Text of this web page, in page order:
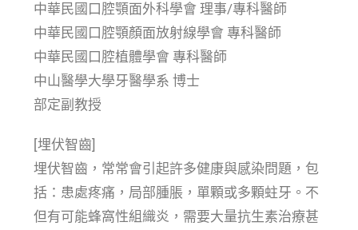
中華民國口腔顎面外科學會 理事/專科醫師
中華民國口腔顎顏面放射線學會 專科醫師
中華民國口腔植體學會 專科醫師
中山醫學大學牙醫學系 博士
部定副教授
[埋伏智齒]
埋伏智齒，常常會引起許多健康與感染問題，包
括：患處疼痛，局部腫脹，單顆或多顆蛀牙。不
但有可能蜂窩性組織炎，需要大量抗生素治療甚